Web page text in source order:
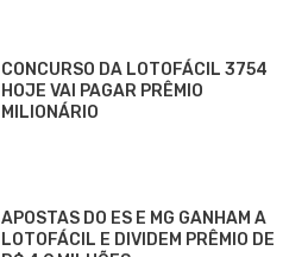
CONCURSO DA LOTOFÁCIL 3754
HOJE VAI PAGAR PRÊMIO
MILIONÁRIO
APOSTAS DO ES E MG GANHAM A
LOTOFÁCIL E DIVIDEM PRÊMIO DE